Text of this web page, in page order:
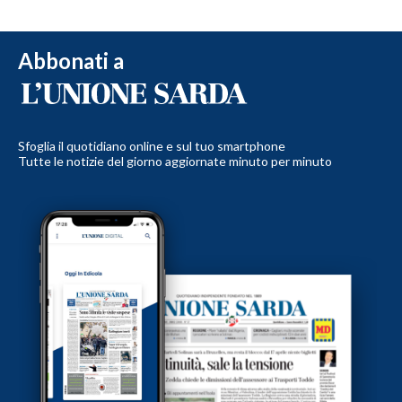
Abbonati a
Sfoglia il quotidiano online e sul tuo smartphone
Tutte le notizie del giorno aggiornate minuto per minuto